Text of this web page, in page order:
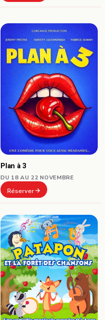
Plan à 3
DU 18 AU 22 NOVEMBRE
Réserver